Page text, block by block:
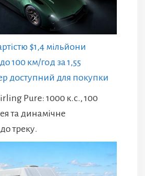
$1,4 мільйони
100 км/год за 1,55
доступний для покупки
Pure: 1000 к.с., 100
та динамічне
треку.